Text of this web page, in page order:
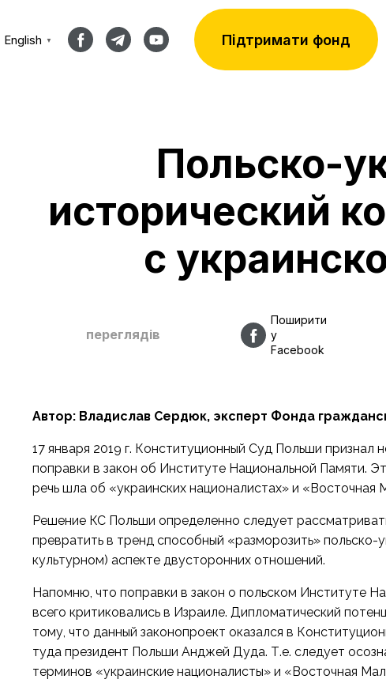
English ▼ Підтримати фонд
Польско-
исторический
с
переглядів
Поширити
у
Facebook
Автор: Владислав Сердюк, эксперт Фонда
17 января 2019 г. Конституционный Суд Польши
поправки в закон об Институте Национальной Памяти.
речь шла об «украинских националистах» и
Решение КС Польши определенно следует
превратить в тренд способный «разморозить»
культурном) аспекте двусторонних отношений.
Напомню, что поправки в закон о польском Институте
всего критиковались в Израиле. Дипломатический
тому, что данный законопроект оказался в
туда президент Польши Анджей Дуда. Т.е. следует
терминов «украинские националисты» и «Восточная